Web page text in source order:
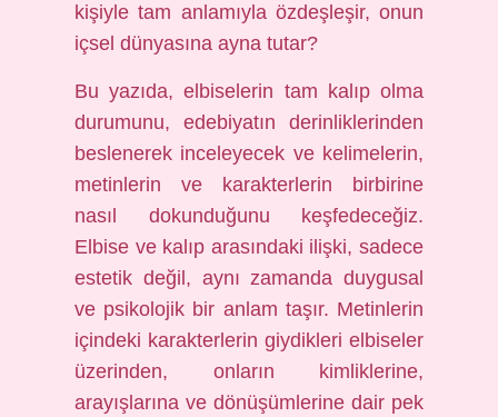
kişiyle tam anlamıyla özdeşleşir, onun
içsel dünyasına ayna tutar?
Bu yazıda, elbiselerin tam kalıp olma
durumunu, edebiyatın derinliklerinden
beslenerek inceleyecek ve kelimelerin,
metinlerin ve karakterlerin birbirine
nasıl dokunduğunu keşfedeceğiz.
Elbise ve kalıp arasındaki ilişki, sadece
estetik değil, aynı zamanda duygusal
ve psikolojik bir anlam taşır. Metinlerin
içindeki karakterlerin giydikleri elbiseler
üzerinden, onların kimliklerine,
arayışlarına ve dönüşümlerine dair pek